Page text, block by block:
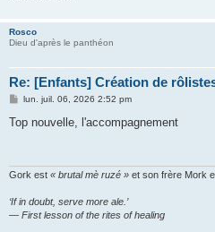
Rosco
Dieu d'après le panthéon
Re: [Enfants] Création de
M
s
s
lun. juil. 06, 2026 2:52 pm
Top nouvelle, l'accompagnement
Gork est « brutal mè ruzé » et son frère Mork
‘If in doubt, serve more ale.’
— First lesson of the rites of healing